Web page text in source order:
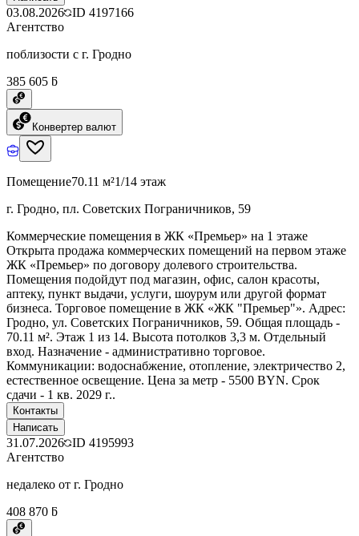
03.08.2026 ID 4197166
Агентство
поблизости с г. Гродно
385 605 ƃ
Конвертер валют
Помещение70.11 м²1/14 этаж
г. Гродно, пл. Советских Пограничников, 59
Коммерческие помещения в ЖК «Премьер» на 1 этаже
Открыта продажа коммерческих помещений на первом этаже
ЖК «Премьер» по договору долевого строительства.
Помещения подойдут под магазин, офис, салон красоты,
аптеку, пункт выдачи, услуги, шоурум или другой формат
бизнеса. Торговое помещение в ЖК «ЖК "Премьер"». Адрес:
Гродно, ул. Советских Пограничников, 59. Общая площадь -
70.11 м². Этаж 1 из 14. Высота потолков 3,3 м. Отдельный
вход. Назначение - административно торговое.
Коммуникации: водоснабжение, отопление, электричество 2,
естественное освещение. Цена за метр - 5500 BYN. Срок
сдачи - 1 кв. 2029 г..
Контакты
Написать
31.07.2026 ID 4195993
Агентство
недалеко от г. Гродно
408 870 ƃ